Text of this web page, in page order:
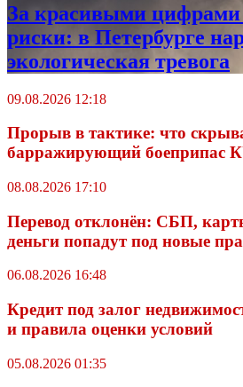
За красивыми
риски: в Петербурге
экологическая тревога
09.08.2026 12:18
Прорыв в тактике: что
барражирующий боеприпас
08.08.2026 17:10
Перевод отклонён: СБП,
деньги попадут под новые
06.08.2026 16:48
Кредит под залог
и правила оценки условий
05.08.2026 01:35